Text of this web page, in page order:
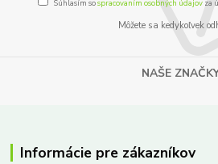
Súhlasím sospracovaním osobných údajov za
Môžete sa kedykoľvek
NAŠE
Informácie pre zákazníkov